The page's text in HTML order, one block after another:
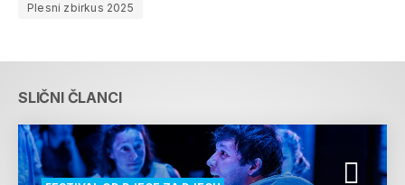
Plesni zbirkus 2025
SLIČNI ČLANCI